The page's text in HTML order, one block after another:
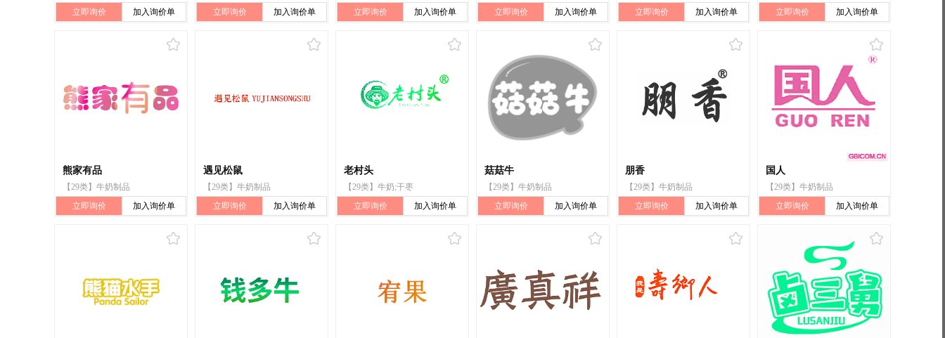
立即询价
加入询价单
立即询价
加入询价单
立即询价
加入询价单
立即询价
加入询价单
立即询价
加入询价单
立即询价
加入询价单
熊家有品
【29类】牛奶制品
立即询价
加入询价单
遇见松鼠
【29类】牛奶制品
立即询价
加入询价单
老村头
【29类】牛奶;干枣
立即询价
加入询价单
菇菇牛
【29类】牛奶制品
立即询价
加入询价单
朋香
【29类】牛奶制品
立即询价
加入询价单
国人
【29类】牛奶制品
立即询价
加入询价单